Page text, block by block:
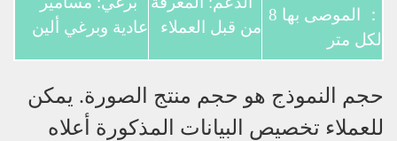
： الموصى بها 8
لكل متر
من قبل العملاء
عادية وبرغي ألين
حجم النموذج هو حجم منتج الصورة. يمكن
للعملاء تخصيص البيانات المذكورة أعلاه